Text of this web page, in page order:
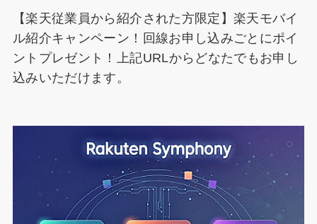
【楽天従業員から紹介された方限定】楽天モバイ
ル紹介キャンペーン！回線お申し込みごとにポイ
ントプレゼント！上記URLからどなたでもお申し
込みいただけます。